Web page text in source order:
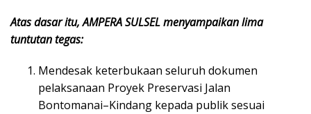
Atas dasar itu, AMPERA SULSEL menyampaikan lima
tuntutan tegas:
Mendesak keterbukaan seluruh dokumen
pelaksanaan Proyek Preservasi Jalan
Bontomanai–Kindang kepada publik sesuai